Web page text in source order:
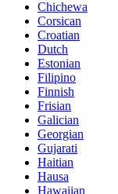
Chichewa
Corsican
Croatian
Dutch
Estonian
Filipino
Finnish
Frisian
Galician
Georgian
Gujarati
Haitian
Hausa
Hawaiian